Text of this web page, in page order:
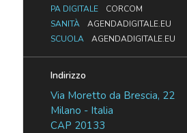
PA DIGITALE
CORCOM
SANITÀ
AGENDADIGITALE.EU
SCUOLA
AGENDADIGITALE.EU
Indirizzo
Via Moretto da Brescia, 22
Milano - Italia
CAP 20133